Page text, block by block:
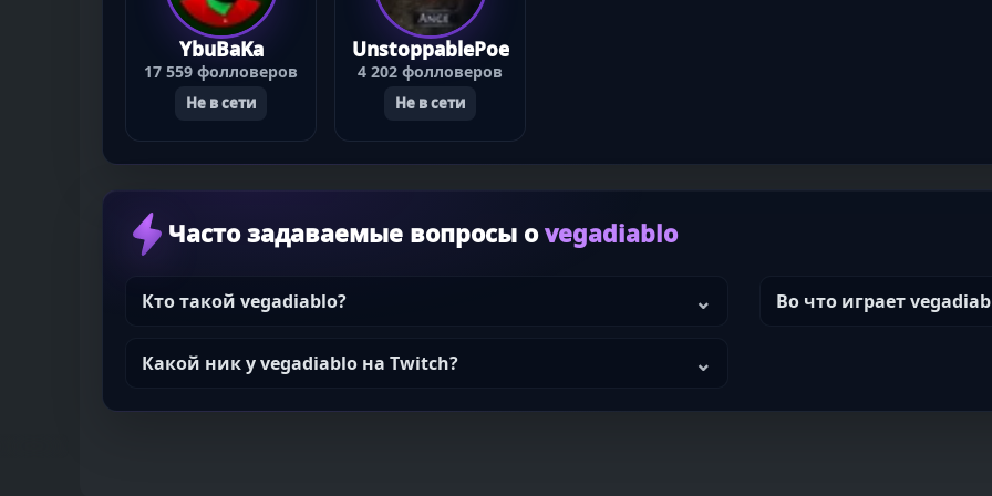
YbuBaKa
17 559 фолловеров
Не в сети
UnstoppablePoe
4 202 фолловеров
Не в сети
Часто задаваемые вопросы оvegadiablo
Кто такой vegadiablo? Во что играет
Какой ник у vegadiablo на Twitch?